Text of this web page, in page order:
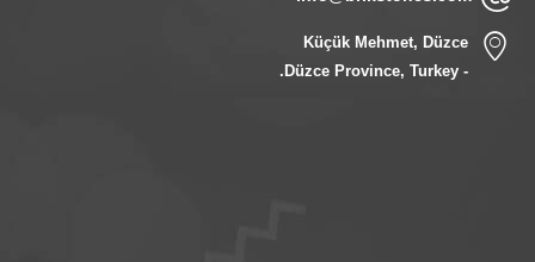
Küçük Mehmet, Düzce
- Düzce Province, Turkey.